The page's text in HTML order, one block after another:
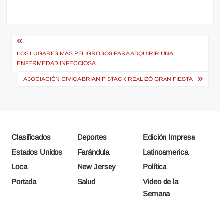
Navegación
de
entradas
LOS LUGARES MÁS PELIGROSOS PARA ADQUIRIR UNA
ENFERMEDAD INFECCIOSA
ASOCIACIÓN CIVICA BRIAN P STACK REALIZÓ GRAN FIESTA
Clasificados Deportes
Edición Impresa
Estados Unidos
Farándula
Latinoamerica
Local
New Jersey
Política
Portada
Salud
Video de la
Semana